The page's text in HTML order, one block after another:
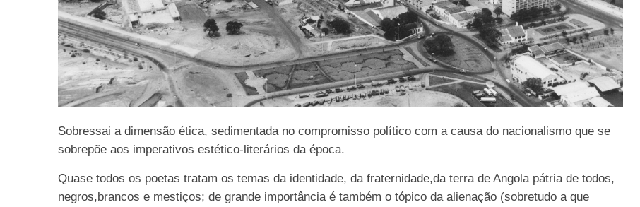
Sobressai a dimensão ética, sedimentada no compromisso político com a causa do nacionalismo que se
sobrepõe aos imperativos estético-literários da época.
Quase todos os poetas tratam os temas da identidade, da fraternidade,da terra de Angola pátria de todos,
negros,brancos e mestiços; de grande importância é também o tópico da alienação (sobretudo a que